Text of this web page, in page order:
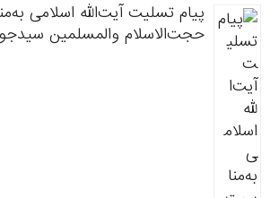
پیام تسلیت آیت‌الله اسلامی
حجت‌الاسلام والمسلمین